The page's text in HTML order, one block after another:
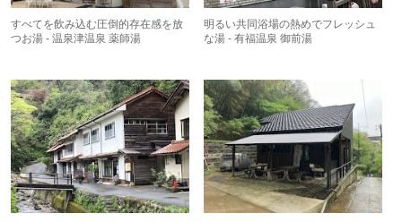
すべてを飲み込む圧倒的存在感を放
つお湯 - 温泉津温泉 薬師湯
明るい共同浴場の熱めでフレッシュ
な湯 - 有福温泉 御前湯